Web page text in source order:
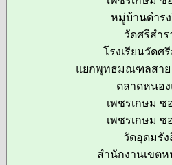
หมู่บ้านดำร
วัดศรีสำ
โรงเรียนวัดศ
แยกพุทธมณฑลสาย
ตลาดหนอ
เพชรเกษม ซ
เพชรเกษม ซ
วัดอุดมรัง
สำนักงานเขต